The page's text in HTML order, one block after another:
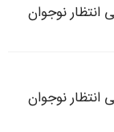
انتظار نوجوان
انتظار نوجوان